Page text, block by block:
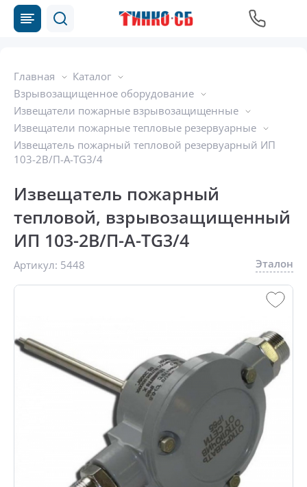
Главная
Каталог
Взрывозащищенное оборудование
Извещатели пожарные взрывозащищенные
Извещатели пожарные тепловые резервуарные
Извещатель пожарный тепловой резервуарный ИП
103-2В/П-А-TG3/4
Извещатель пожарный
тепловой, взрывозащищенный
ИП 103-2В/П-А-TG3/4
Артикул: 5448 Эталон